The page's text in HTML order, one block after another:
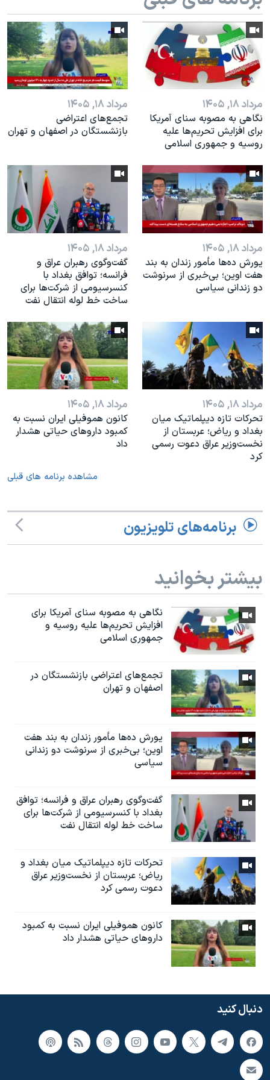
نرگس محمدی برنده جایزه نوبل صلح
همایش محافظه‌کاران آمریکا «سی‌پک»
صفحه‌های ویژه
سفر پرزیدنت ترامپ به چین
مرداد ۱۸, ۱۴۰۵
نگاهی به مصوبه سنای آمریکا
برای افزایش تحریم‌ها علیه
روسیه و جمهوری اسلامی
مرداد ۱۸, ۱۴۰۵
تجمع‌های اعتراضی
بازنشستگان در اصفهان و تهران
مرداد ۱۸, ۱۴۰۵
یورش ده‌ها مأمور زندان به بند
هفت اوین؛ بی‌خبری از سرنوشت
دو زندانی سیاسی
مرداد ۱۸, ۱۴۰۵
گفت‌وگوی رهبران عراق و
فرانسه؛ توافق بغداد با
کنسرسیومی از شرکت‌ها برای
ساخت خط لوله انتقال نفت
مرداد ۱۸, ۱۴۰۵
تحرکات تازه دیپلماتیک میان
بغداد و ریاض؛ عربستان از
نخست‌وزیر عراق دعوت رسمی
کرد
مرداد ۱۸, ۱۴۰۵
کانون هموفیلی ایران نسبت به
کمبود داروهای حیاتی هشدار
داد
مشاهده برنامه های قبلی
برنامه‌های تلویزیون
بیشتر بخوانید
نگاهی به مصوبه سنای آمریکا برای
افزایش تحریم‌ها علیه روسیه و
جمهوری اسلامی
تجمع‌های اعتراضی بازنشستگان در
اصفهان و تهران
یورش ده‌ها مأمور زندان به بند هفت
اوین؛ بی‌خبری از سرنوشت دو زندانی
سیاسی
گفت‌وگوی رهبران عراق و فرانسه؛ توافق
بغداد با کنسرسیومی از شرکت‌ها برای
ساخت خط لوله انتقال نفت
تحرکات تازه دیپلماتیک میان بغداد و
ریاض؛ عربستان از نخست‌وزیر عراق
دعوت رسمی کرد
کانون هموفیلی ایران نسبت به کمبود
داروهای حیاتی هشدار داد
دنبال کنید